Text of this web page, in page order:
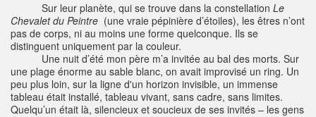
Sur leur planète, qui se trouve dans la constellation Le
Chevalet du Peintre (une vraie pépinière d’étoiles), les êtres n’ont
pas de corps, ni au moins une forme quelconque. Ils se
distinguent uniquement par la couleur.
Une nuit d’été mon père m’a invitée au bal des morts. Sur
une plage énorme au sable blanc, on avait improvisé un ring. Un
peu plus loin, sur la ligne d'un horizon invisible, un immense
tableau était installé, tableau vivant, sans cadre, sans limites.
Quelqu’un était là, silencieux et soucieux de ses invités – les gens